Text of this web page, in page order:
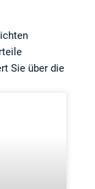
Sie über die